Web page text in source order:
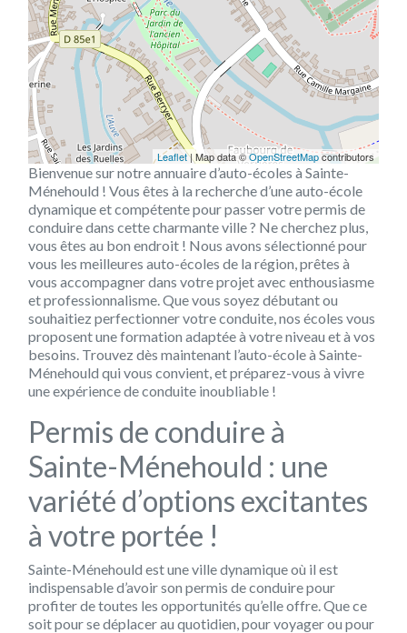
Leaflet| Map data ©OpenStreetMapcontributors
Bienvenue sur notre annuaire d’auto-écoles à Sainte-
Ménehould ! Vous êtes à la recherche d’une auto-école
dynamique et compétente pour passer votre permis de
conduire dans cette charmante ville ? Ne cherchez plus,
vous êtes au bon endroit ! Nous avons sélectionné pour
vous les meilleures auto-écoles de la région, prêtes à
vous accompagner dans votre projet avec enthousiasme
et professionnalisme. Que vous soyez débutant ou
souhaitiez perfectionner votre conduite, nos écoles vous
proposent une formation adaptée à votre niveau et à vos
besoins. Trouvez dès maintenant l’auto-école à Sainte-
Ménehould qui vous convient, et préparez-vous à vivre
une expérience de conduite inoubliable !
Permis de conduire à
Sainte-Ménehould : une
variété d’options excitantes
à votre portée !
Sainte-Ménehould est une ville dynamique où il est
indispensable d’avoir son permis de conduire pour
profiter de toutes les opportunités qu’elle offre. Que ce
soit pour se déplacer au quotidien, pour voyager ou pour